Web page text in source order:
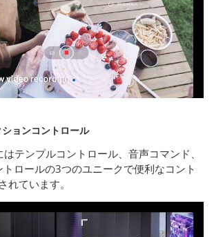
ョンコントロール
はテンプルコントロール、音声コマンド、
ロールの3つのユニークで便利なコント
れています。